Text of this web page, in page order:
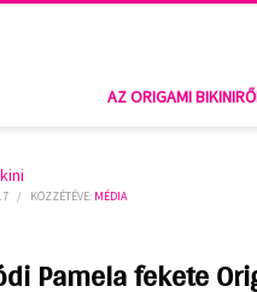
AZ ORIGAMI
/ KÖZZÉTÉVE: MÉDIA
Pamela fekete